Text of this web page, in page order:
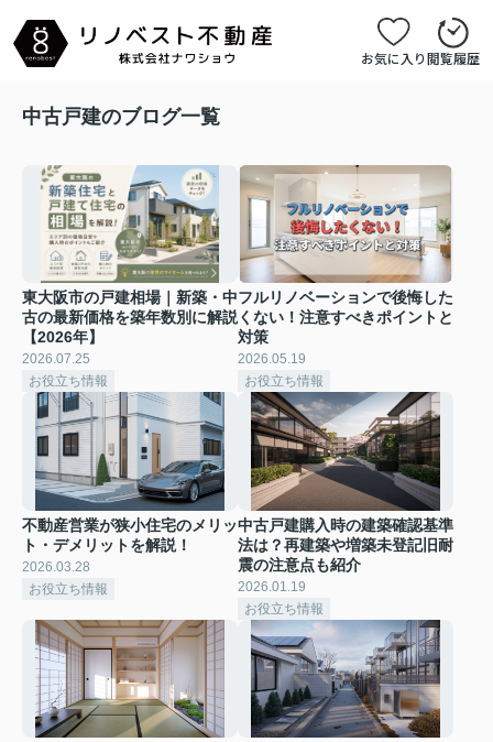
お気に入り閲覧履歴
中古戸建のブログ一覧
東大阪市の戸建相場｜新築・中
古の最新価格を築年数別に解説
【2026年】
2026.07.25
お役立ち情報
フルリノベーションで後悔した
くない！注意すべきポイントと
対策
2026.05.19
お役立ち情報
不動産営業が狭小住宅のメリッ
ト・デメリットを解説！
2026.03.28
お役立ち情報
中古戸建購入時の建築確認基準
法は？再建築や増築未登記旧耐
震の注意点も紹介
2026.01.19
お役立ち情報